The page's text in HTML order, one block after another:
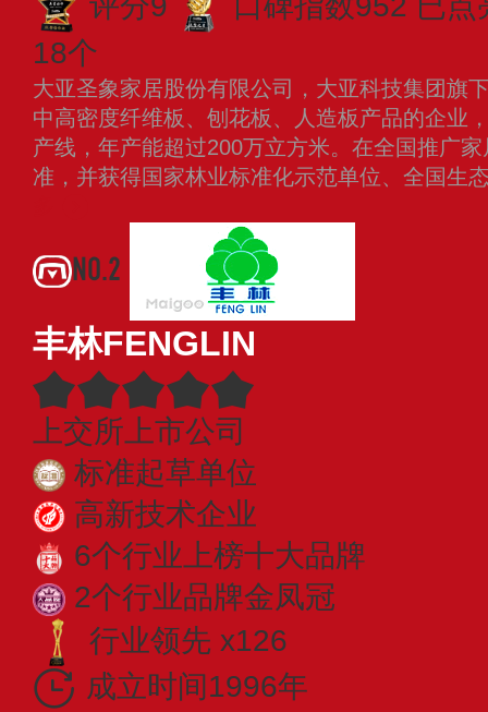
18个
大亚圣象家居股份有限公司，大亚科技集团旗
中高密度纤维板、刨花板、人造板产品的企业
产线，年产能超过200万立方米。在全国推广
准，并获得国家林业标准化示范单位、全国生
NO.2
丰林FENGLIN
上交所上市公司
标准起草单位
高新技术企业
6个行业上榜十大品牌
2个行业品牌金凤冠
行业领先 x126
成立时间1996年